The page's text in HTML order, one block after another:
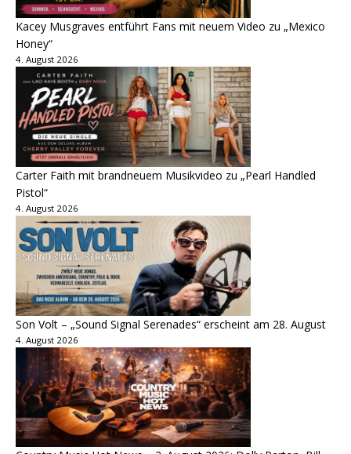
Kacey Musgraves entführt Fans mit neuem Video zu „Mexico
Honey“
4. August 2026
Carter Faith mit brandneuem Musikvideo zu „Pearl Handled
Pistol“
4. August 2026
Son Volt – „Sound Signal Serenades“ erscheint am 28. August
4. August 2026